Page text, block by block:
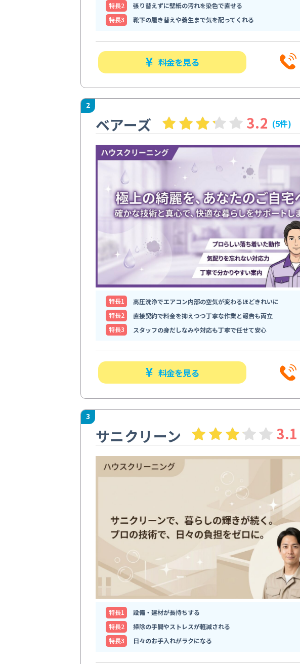
特⻑2
張り替えずに壁紙の汚れを染色で直せる
特⻑3
靴下の履き替えや養生まで気を配ってくれる
料金を見る
2
ベアーズ 3.2 (5件)
特⻑1
高圧洗浄でエアコン内部の空気が変わるほどきれいに
特⻑2
直接契約で料金を抑えつつ丁寧な作業と報告も両立
特⻑3
スタッフの身だしなみや対応も丁寧で任せて安心
料金を見る
3
サニクリーン 3.1
特⻑1
設備・建材が長持ちする
特⻑2
掃除の手間やストレスが軽減される
特⻑3
日々のお手入れがラクになる